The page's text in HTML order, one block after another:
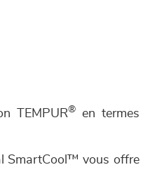
TEMPUR®
en termes
SmartCool™ vous offre